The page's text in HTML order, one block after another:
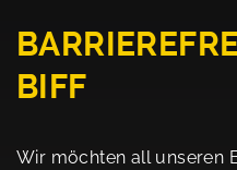
BIFF
Wir möchten all unseren